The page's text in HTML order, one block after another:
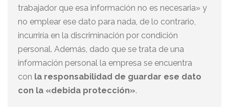
trabajador que esa información no es necesaria» y
no emplear ese dato para nada, de lo contrario,
incurriría en la discriminación por condición
personal. Además, dado que se trata de una
información personal la empresa se encuentra
con la responsabilidad de guardar ese dato
con la «debida protección».